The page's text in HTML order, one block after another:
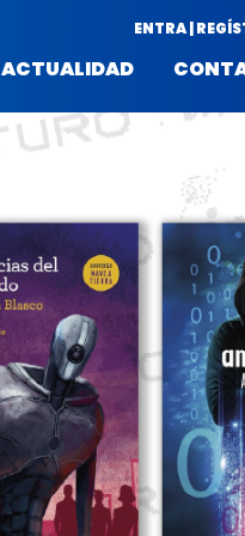
ENTRA |
ACTUALIDAD